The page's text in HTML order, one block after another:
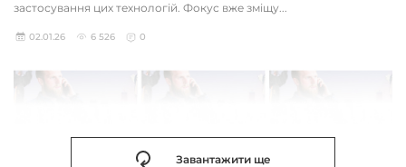
застосування цих технологій. Фокус вже зміщу...
02.01.26 6 526 0
Завантажити ще